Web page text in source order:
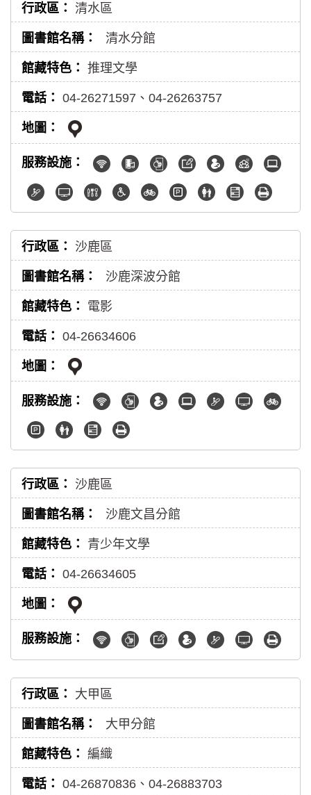
清水區
清水分館
推理文學
04-26271597、04-26263757
沙鹿區
沙鹿深波分館
電影
04-26634606
沙鹿區
沙鹿文昌分館
青少年文學
04-26634605
大甲區
大甲分館
編織
04-26870836、04-26883703